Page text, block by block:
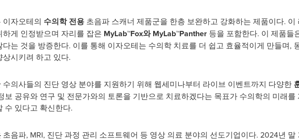
이자오테의 수의학 전용초음파 스캐너 제품군을 한층 보완하고 강화하는 제품이다. 이
게 인정받으며 자리를 잡은 MyLab™Fox와 MyLab™Panther등을 포함한다. 이 제품들
다는 것을 방증한다. 이를 통해 이자오테는 수의학 치료를 더 쉽고 효율적이게 만들며,
시키려 하고 있다.
수의사들의 진단 영상 분야를 지원하기 위해 웹세미나부터 라이브 이벤트까지 다양한
보 공유와 연구 및 전문가와의 토론을 기반으로 치료하겠다는 목표가 수의학의 미래
수 있다고 확신한다.
초음파, MRI, 진단 과정 관리 소프트웨어 등 영상 의료 분야의 선도기업이다. 2024년 말